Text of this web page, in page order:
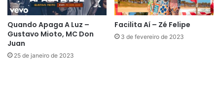
Quando Apaga A Luz –
Gustavo Mioto, MC Don
Juan
25 de janeiro de 2023
Facilita Aí – Zé Felipe
3 de fevereiro de 2023